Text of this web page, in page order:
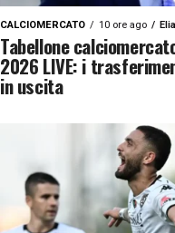
CALCIOMERCATO 10 ore ago
Tabellone
2026 LIVE: i
in uscita